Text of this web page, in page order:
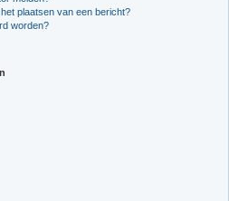
plaatsen van een bericht?
worden?